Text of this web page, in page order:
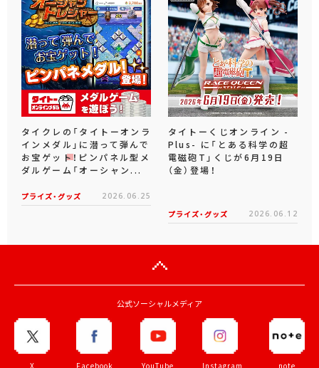
タイクレの「タイトーオンラ
インメダル」に潜って弾んで
お宝ゲット！ピンパネル型メ
ダルゲーム「オーシャン...
プライズ・グッズ 2026.06.25
タイトーくじオンライン -
Plus- に「とある科学の超
電磁砲T」くじが6月19日
（金）登場！
プライズ・グッズ 2026.06.12
公式ソーシャルメディア
X Facebook YouTube Instagram note